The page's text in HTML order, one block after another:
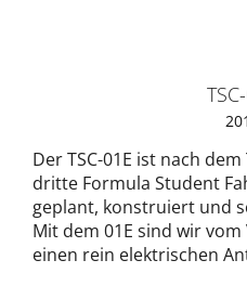
Der TSC-01E ist nach
dritte Formula Student
geplant, konstruiert und
Mit dem 01E sind wir
einen rein elektrischen